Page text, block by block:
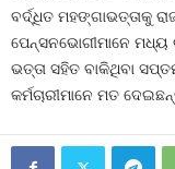
ବର୍ଦ୍ଧିତ ମହଙ୍ଗାଭତ୍ତାକୁ
ପେନ୍‍ସନଭୋଗୀମାନେ ମଧ୍ୟ
ଭତ୍ତା ସହିତ ବାକିଥିବା
କର୍ମଚାରୀମାନେ ମତ